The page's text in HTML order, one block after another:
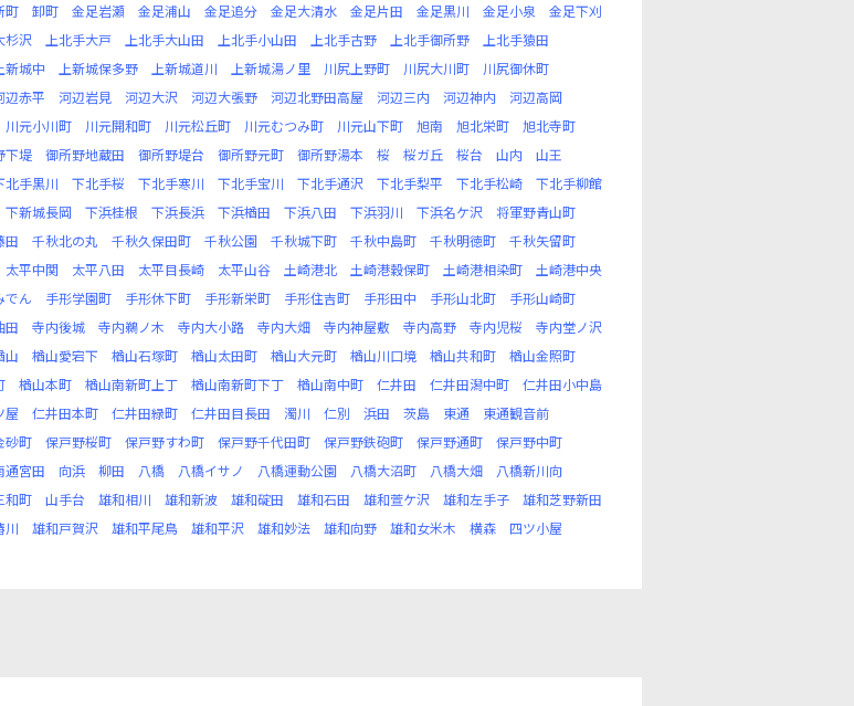
町 卸町 金足岩瀬 金足浦山 金足追分 金足大清水 金足片田 金足黒川 金足小泉
金足下刈
杉沢 上北手大戸 上北手大山田 上北手小山田 上北手古野 上北手御所野
上北手猿田
新城中 上新城保多野 上新城道川 上新城湯ノ里 川尻上野町 川尻大川町
川尻御休町
辺赤平 河辺岩見 河辺大沢 河辺大張野 河辺北野田高屋 河辺三内 河辺神内
河辺高岡
川元小川町 川元開和町 川元松丘町 川元むつみ町 川元山下町 旭南 旭北栄町
旭北寺町
下堤 御所野地蔵田 御所野堤台 御所野元町 御所野湯本 桜 桜ガ丘 桜台 山内
山王
北手黒川 下北手桜 下北手寒川 下北手宝川 下北手通沢 下北手梨平 下北手松崎
下北手柳館
下新城長岡 下浜桂根 下浜長浜 下浜楢田 下浜八田 下浜羽川 下浜名ケ沢
将軍野青山町
田 千秋北の丸 千秋久保田町 千秋公園 千秋城下町 千秋中島町 千秋明徳町
千秋矢留町
太平中関 太平八田 太平目長崎 太平山谷 土崎港北 土崎港穀保町 土崎港相染町
土崎港中央
でん 手形学園町 手形休下町 手形新栄町 手形住吉町 手形田中 手形山北町
手形山崎町
田 寺内後城 寺内鵜ノ木 寺内大小路 寺内大畑 寺内神屋敷 寺内高野 寺内児桜
寺内堂ノ沢
山 楢山愛宕下 楢山石塚町 楢山太田町 楢山大元町 楢山川口境 楢山共和町
楢山金照町
楢山本町 楢山南新町上丁 楢山南新町下丁 楢山南中町 仁井田 仁井田潟中町
仁井田小中島
屋 仁井田本町 仁井田緑町 仁井田目長田 濁川 仁別 浜田 茨島 東通
東通観音前
砂町 保戸野桜町 保戸野すわ町 保戸野千代田町 保戸野鉄砲町 保戸野通町
保戸野中町
通宮田 向浜 柳田 八橋 八橋イサノ 八橋運動公園 八橋大沼町 八橋大畑
八橋新川向
和町 山手台 雄和相川 雄和新波 雄和碇田 雄和石田 雄和萱ケ沢 雄和左手子
雄和芝野新田
川 雄和戸賀沢 雄和平尾鳥 雄和平沢 雄和妙法 雄和向野 雄和女米木 横森
四ツ小屋